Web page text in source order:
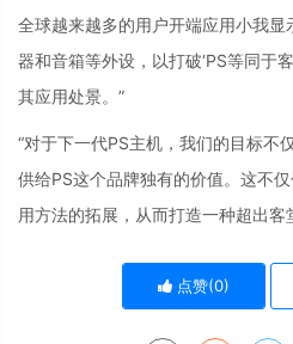
全球越来越多的用户开端应用小我
器和音箱等外设，以打破‘PS等同于
其应用处景。”
“对于下一代PS主机，我们的目标不
供给PS这个品牌独有的价值。这不
用方法的拓展，从而打造一种超出客
点赞(0)